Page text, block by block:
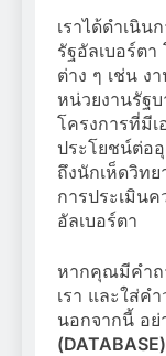
เราได้ดำเนิน
รัฐอัลเบอร์ต
ต่าง ๆ เช่น
หน่วยงานรัฐ
โครงการที่มี
ประโยชน์ต่อ
ถึงนักเห็ดวิท
การประเมิน
อัลเบอร์ตา
หากคุณมีคำถ
เรา และใส่คำ
นอกจากนี้ อย่
(DATABASE)